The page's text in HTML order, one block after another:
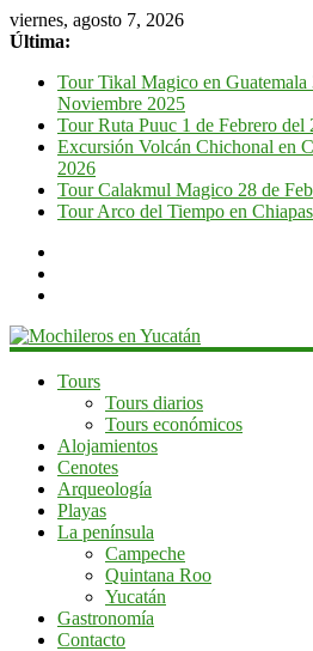
viernes, agosto 7, 2026
Última:
Tour Tikal Magico en Guatemala
Noviembre 2025
Tour Ruta Puuc 1 de Febrero del
Excursión Volcán Chichonal en
2026
Tour Calakmul Magico 28 de
Tour Arco del Tiempo en
Mochileros
Yucatán
Yucatán
Tours
Tours diarios
Tours económicos
Alojamientos
Cenotes
Arqueología
Playas
La península
Campeche
Quintana Roo
Yucatán
Gastronomía
Contacto